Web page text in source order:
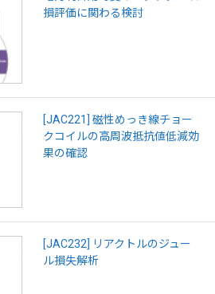
損評価に関わる検討
[JAC221] 磁性めっき線チョー
クコイルの高周波抵抗値低減効
果の確認
[JAC232] リアクトルのジュー
ル損失解析